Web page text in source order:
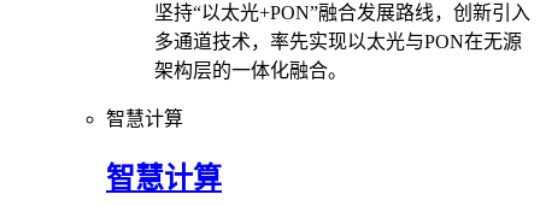
坚持“以太光+PON”融合发展路线，创新引入
多通道技术，率先实现以太光与PON在无源
架构层的一体化融合。
智慧计算
智慧计算